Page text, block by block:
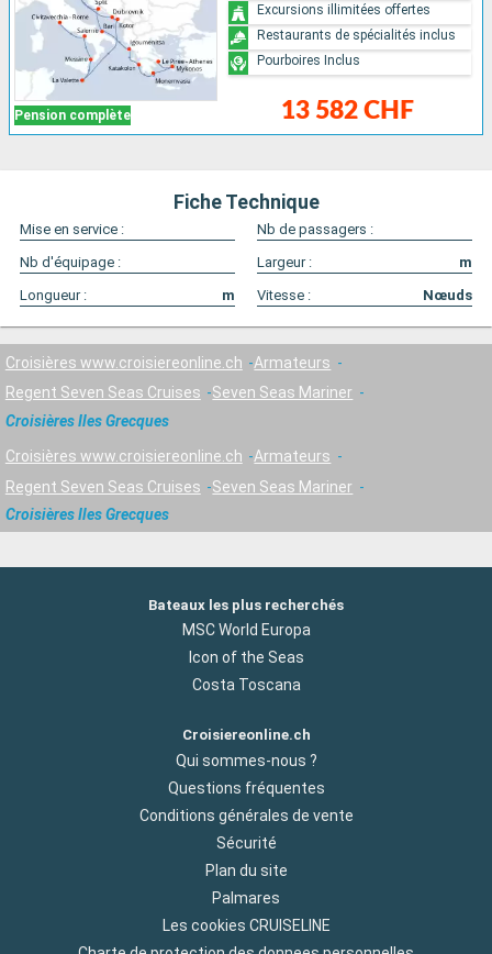
Pension complète 13 582 CHF
Excursions illimitées offertes
Restaurants de spécialités inclus
Pourboires Inclus
Fiche Technique
Mise en service :
Nb de passagers :
Nb d'équipage :
Largeur :
m
Longueur :
m Vitesse : Nœuds
Croisières www.croisiereonline.ch
Armateurs
Regent Seven Seas Cruises
Seven Seas Mariner
Croisières Iles Grecques
Croisières www.croisiereonline.ch
Armateurs
Regent Seven Seas Cruises
Seven Seas Mariner
Croisières Iles Grecques
Bateaux les plus recherchés
MSC World Europa
Icon of the Seas
Costa Toscana
Croisiereonline.ch
Qui sommes-nous ?
Questions fréquentes
Conditions générales de vente
Sécurité
Plan du site
Palmares
Les cookies CRUISELINE